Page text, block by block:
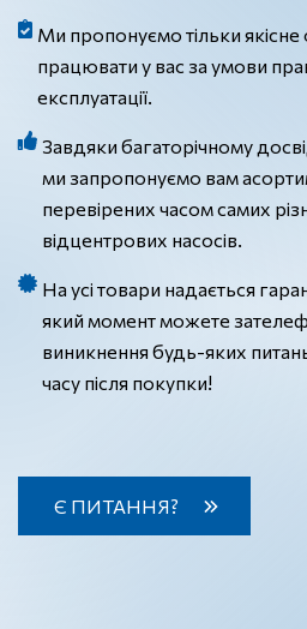
Ми пропонуємо тільки
працювати у вас за умови
експлуатації.
Завдяки багаторічному
ми запропонуємо вам
перевірених часом самих
відцентрових насосів.
На усі товари надається
який момент можете
виникнення будь-яких
часу після покупки!
Є ПИТАННЯ?